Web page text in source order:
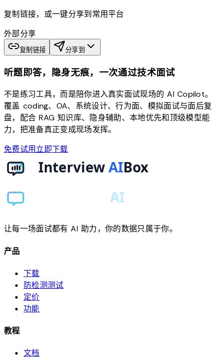
复制链接，或一键分享到常用平台
外部分享
复制链接 分享到
听题即答，隐身无痕，一次通过技术面试
不是练习工具，而是陪你进入真实面试现场的 AI Copilot。
覆盖 coding、OA、系统设计、行为面、模拟面试与面后复
盘，配合 RAG 知识库、隐身辅助、本地优先和顶级模型能
力，把准备真正变成现场发挥。
免费试用立即下载
让每一场面试都有 AI 助力，你的数据只属于你。
产品
下载
防检测测试
定价
功能
教程
文档